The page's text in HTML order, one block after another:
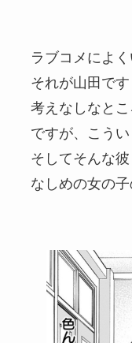
ラブコメによ
それが山田です
考えなしなと
ですが、こう
そしてそんな
なしめの女の